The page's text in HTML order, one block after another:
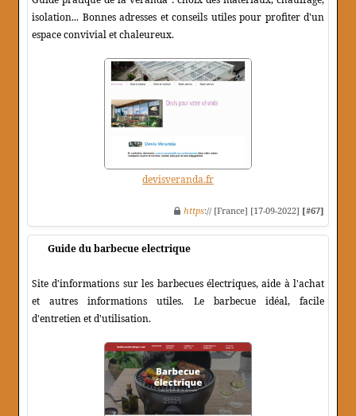
isolation... Bonnes adresses et conseils utiles pour profiter d'un
espace convivial et chaleureux.
devisveranda.fr
https:// [France] [17-09-2022] [#67]
Guide du barbecue electrique
Site d'informations sur les barbecues électriques, aide à l'achat
et autres informations utiles. Le barbecue idéal, facile
d'entretien et d'utilisation.